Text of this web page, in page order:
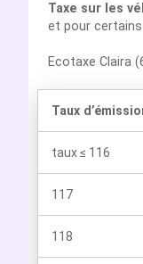
Taxe sur les
et pour
Ecotaxe Claira
Taux
taux ≤ 116
117
118